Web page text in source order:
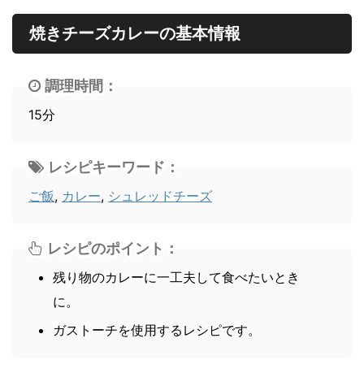
焼きチーズカレーの基本情報
調理時間：
15分
レシピのポイント：
残り物のカレーに一工夫して食べたいとき
に。
ガストーチを使用するレシピです。
レシピキーワード：
ご飯, カレー, シュレッドチーズ